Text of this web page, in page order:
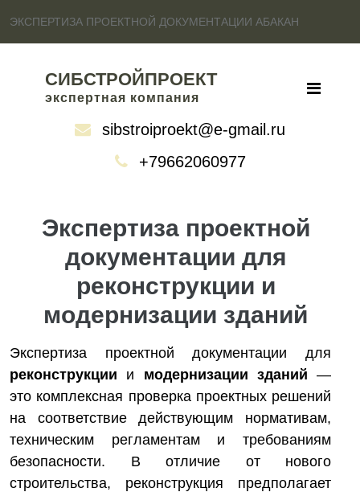
ЭКСПЕРТИЗА ПРОЕКТНОЙ ДОКУМЕНТАЦИИ АБАКАН
СИБСТРОЙПРОЕКТ
экспертная компания
sibstroiproekt@e-gmail.ru
+79662060977
Экспертиза проектной
документации для
реконструкции и
модернизации зданий
Экспертиза проектной документации для
реконструкции и модернизации зданий —
это комплексная проверка проектных решений
на соответствие действующим нормативам,
техническим регламентам и требованиям
безопасности. В отличие от нового
строительства, реконструкция предполагает